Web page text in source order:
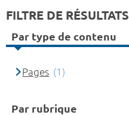
FILTRE DE RÉSULTATS
Par type de contenu
Pages (1)
Par rubrique